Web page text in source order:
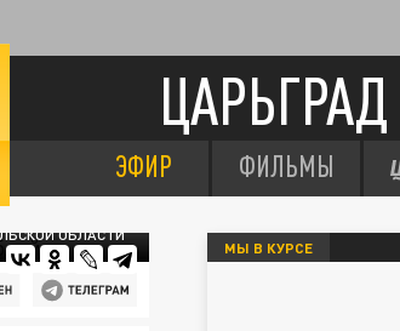
ЦАРЬГРАД
ЭФИР ФИЛЬМЫ
ОБЛАСТИ
МЫ В КУРСЕ